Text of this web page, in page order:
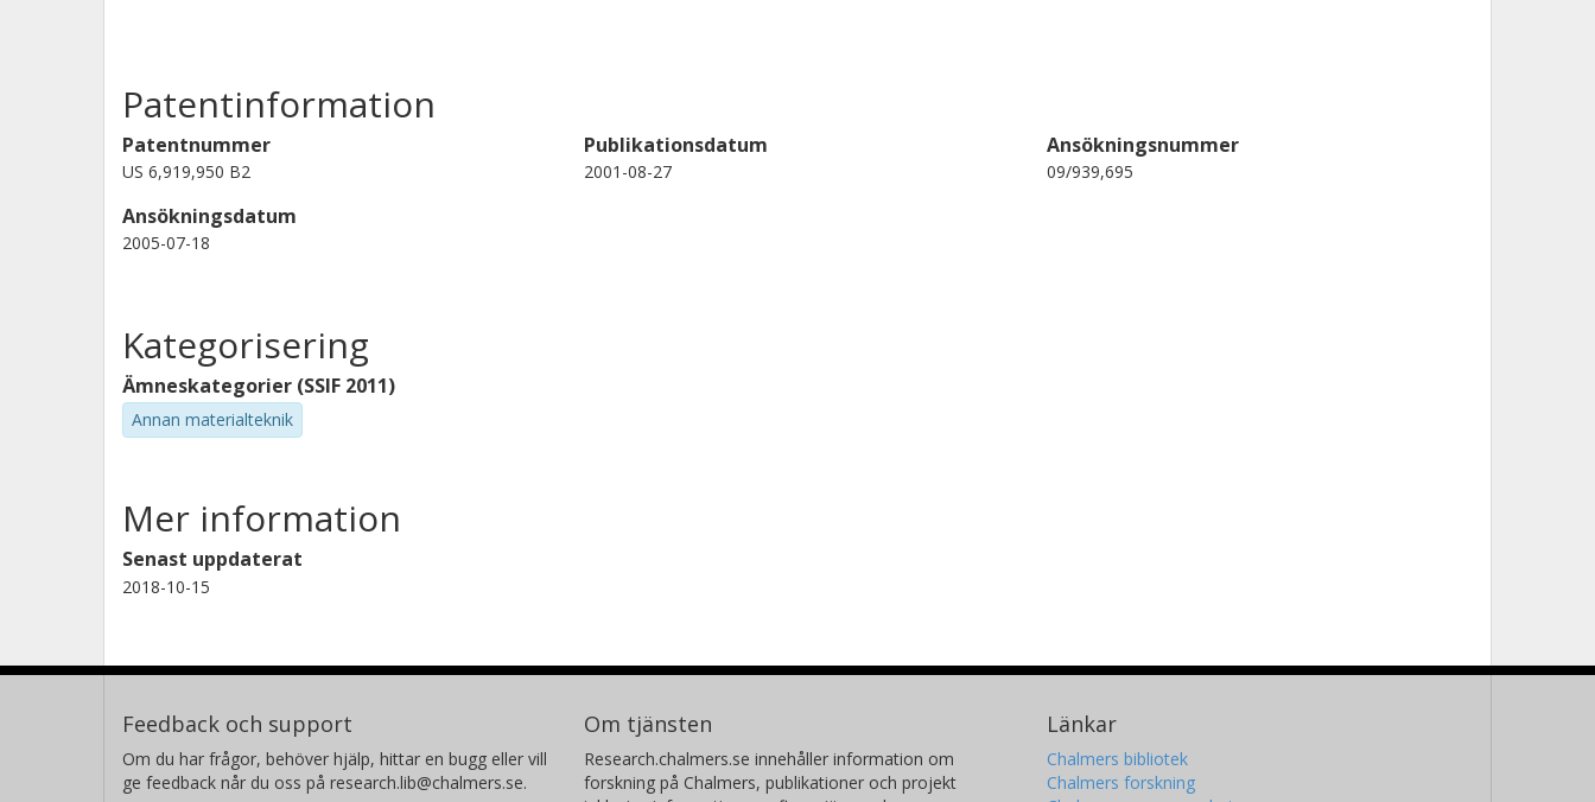
Patentinformation
Patentnummer
US 6,919,950 B2
Publikationsdatum
2001-08-27
Ansökningsnummer
09/939,695
Ansökningsdatum
2005-07-18
Kategorisering
Ämneskategorier (SSIF 2011)
Annan materialteknik
Mer information
Senast uppdaterat
2018-10-15
Feedback och support
Om du har frågor, behöver hjälp, hittar en bugg eller vill
ge feedback når du oss på research.lib@chalmers.se.
Om tjänsten
Research.chalmers.se innehåller information om
forskning på Chalmers, publikationer och projekt
Länkar
Chalmers bibliotek
Chalmers forskning